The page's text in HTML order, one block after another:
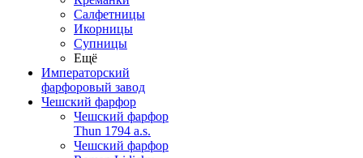
Салфетницы
Икорницы
Супницы
Ещё
Императорский
фарфоровый завод
Чешский фарфор
Чешский фарфор
Thun 1794 a.s.
Чешский фарфор